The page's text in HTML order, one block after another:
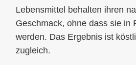
Lebensmittel behalten ihren
Geschmack, ohne dass sie in
werden. Das Ergebnis ist
zugleich.